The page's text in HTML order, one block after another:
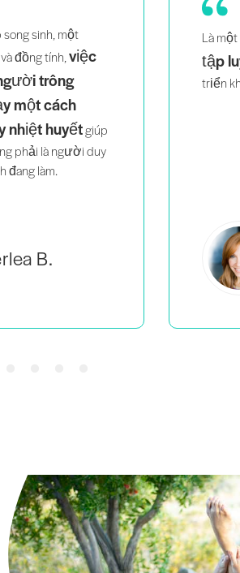
sinh, một
đồng tính, việc
trông
một cách
nhiệt huyếtgiúp
phải là người duy
đang làm.
B.
Là
tập
triển